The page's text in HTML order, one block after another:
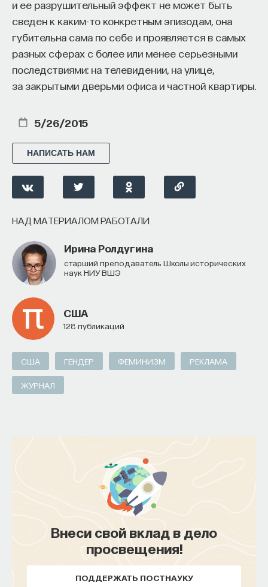
и ее разрушительный эффект не может быть
сведен к каким-то конкретным эпизодам, она
губительна сама по себе и проявляется в самых
разных сферах с более или менее серьезными
последствиями: на телевидении, на улице,
за закрытыми дверьми офиса и частной квартиры.
5/26/2015
НАПИСАТЬ НАМ
НАД МАТЕРИАЛОМ РАБОТАЛИ
Ирина Ролдугина
Старший преподаватель Школы исторических
наук НИУ ВШЭ
США
128 публикаций
США ГЕНДЕР ФЕМИНИЗМ РЕКЛАМА
ЖУРНАЛ
Внеси свой вклад в дело
просвещения!
ПОДДЕРЖАТЬ ПОСТНАУКУ
Внеси свой вклад в дело
просвещения!
ПОДДЕРЖАТЬ ПОСТНАУКУ